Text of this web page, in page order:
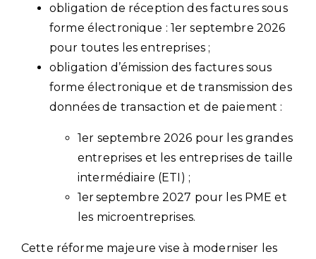
obligation de réception des factures sous
forme électronique : 1er septembre 2026
pour toutes les entreprises ;
obligation d’émission des factures sous
forme électronique et de transmission des
données de transaction et de paiement :
1er septembre 2026 pour les grandes
entreprises et les entreprises de taille
intermédiaire (ETI) ;
1er septembre 2027 pour les PME et
les microentreprises.
Cette réforme majeure vise à moderniser les